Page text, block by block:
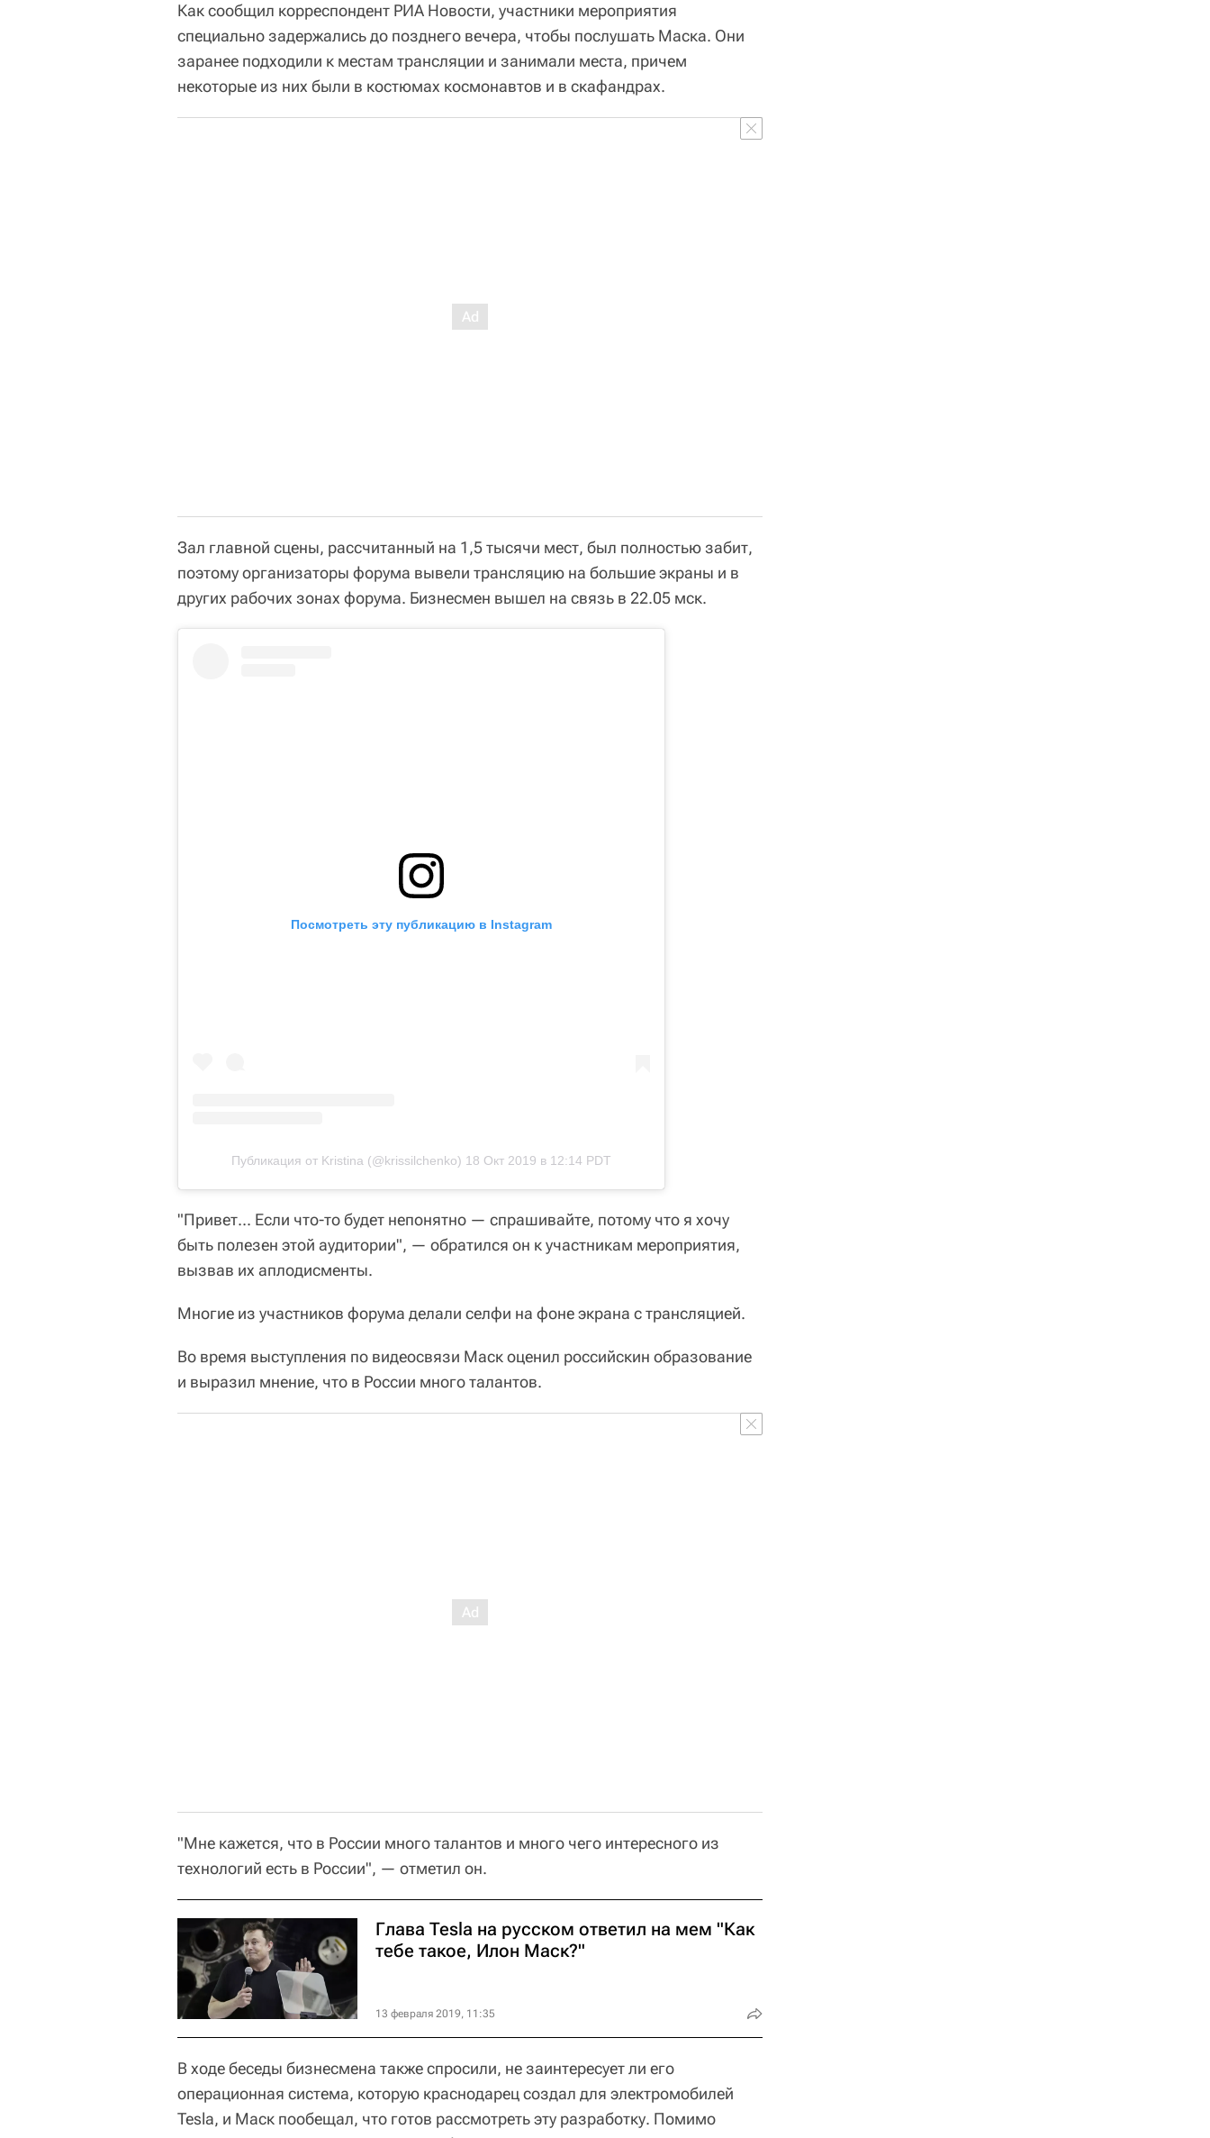
Как сообщил корреспондент РИА Новости, участники мероприятия
специально задержались до позднего вечера, чтобы послушать Маска. Они
заранее подходили к местам трансляции и занимали места, причем
некоторые из них были в костюмах космонавтов и в скафандрах.
Зал главной сцены, рассчитанный на 1,5 тысячи мест, был полностью забит,
поэтому организаторы форума вывели трансляцию на большие экраны и в
других рабочих зонах форума. Бизнесмен вышел на связь в 22.05 мск.
Посмотреть эту публикацию в Instagram
Публикация от Kristina (@krissilchenko) 18 Окт 2019 в 12:14 PDT
"Привет... Если что-то будет непонятно — спрашивайте, потому что я хочу
быть полезен этой аудитории", — обратился он к участникам мероприятия,
вызвав их аплодисменты.
Многие из участников форума делали селфи на фоне экрана с трансляцией.
Во время выступления по видеосвязи Маск оценил российскин образование
и выразил мнение, что в России много талантов.
"Мне кажется, что в России много талантов и много чего интересного из
технологий есть в России", — отметил он.
Глава Tesla на русском ответил на мем "Как
тебе такое, Илон Маск?"
13 февраля 2019, 11:35
В ходе беседы бизнесмена также спросили, не заинтересует ли его
операционная система, которую краснодарец создал для электромобилей
Tesla, и Маск пообещал, что готов рассмотреть эту разработку. Помимо